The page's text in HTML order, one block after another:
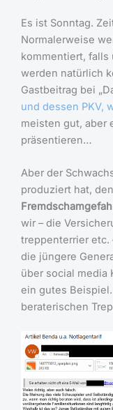
Es ist Sonntag.
Normalerweise
kommentiert, falls
werden natürlich
Gastbeitrag bei
und dessen PKV,
meisten gut, aber
präsentieren…
Aber der
produziert hat,
wir – die
treppenterrier etc.
die jüngere
über social media
ein gutes
beraterischen